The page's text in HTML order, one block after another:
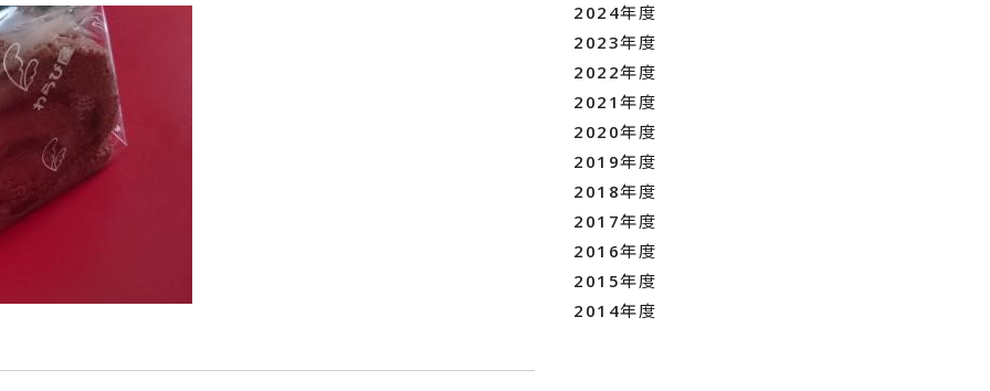
2024年度
2023年度
2022年度
2021年度
2020年度
2019年度
2018年度
2017年度
2016年度
2015年度
2014年度